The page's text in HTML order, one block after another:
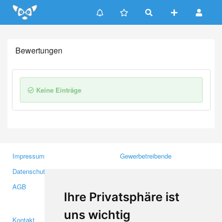
Ihre Privatsphäre ist
uns wichtig
Update cookies preferences
Bewertungen
Keine Einträge
Impressum
Datenschutzerklärung
AGB
Gewerbetreibende
Medien
Kontakt
Facebook